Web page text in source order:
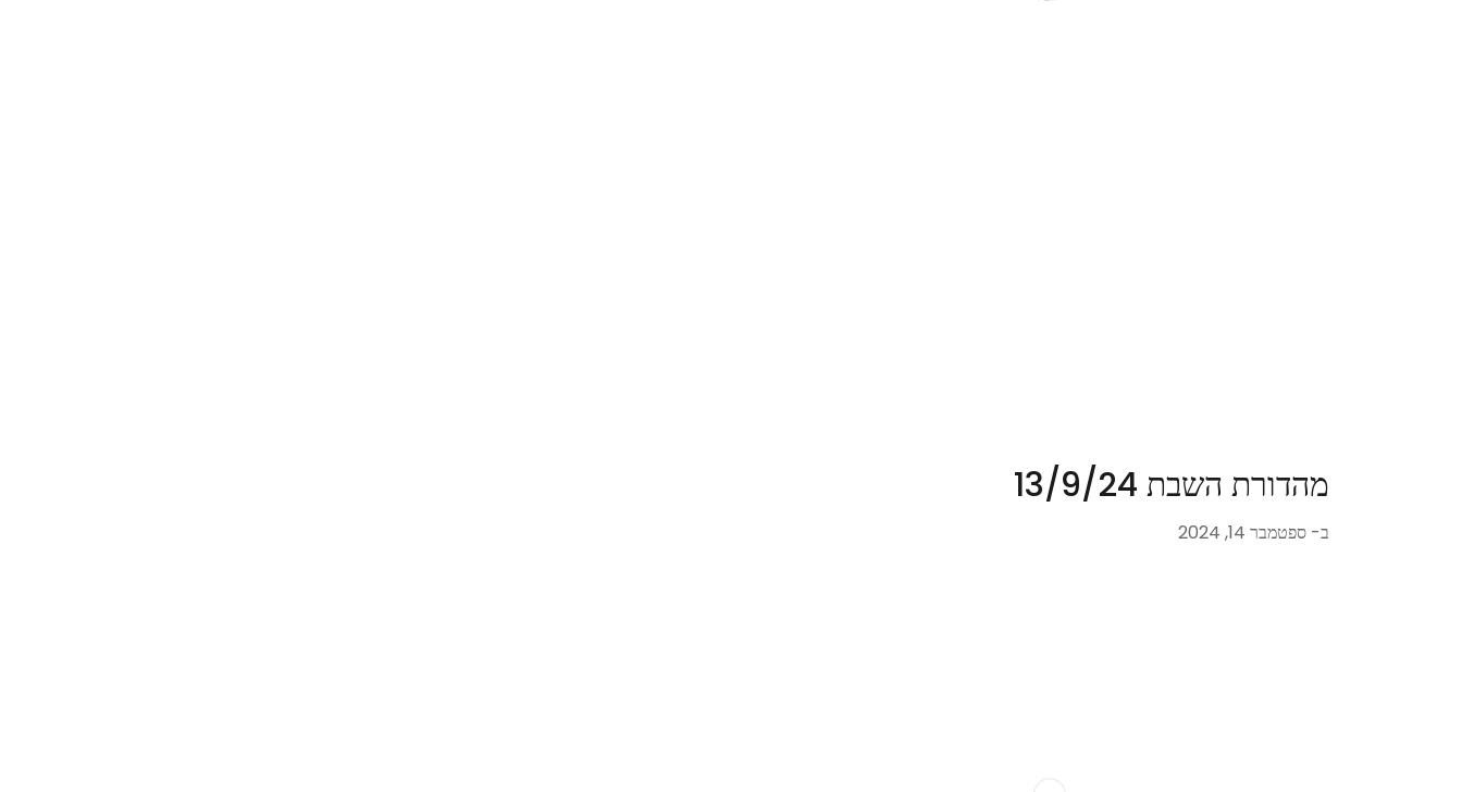
מהדורת השבת 13/9/24
ב- ספטמבר 14, 2024